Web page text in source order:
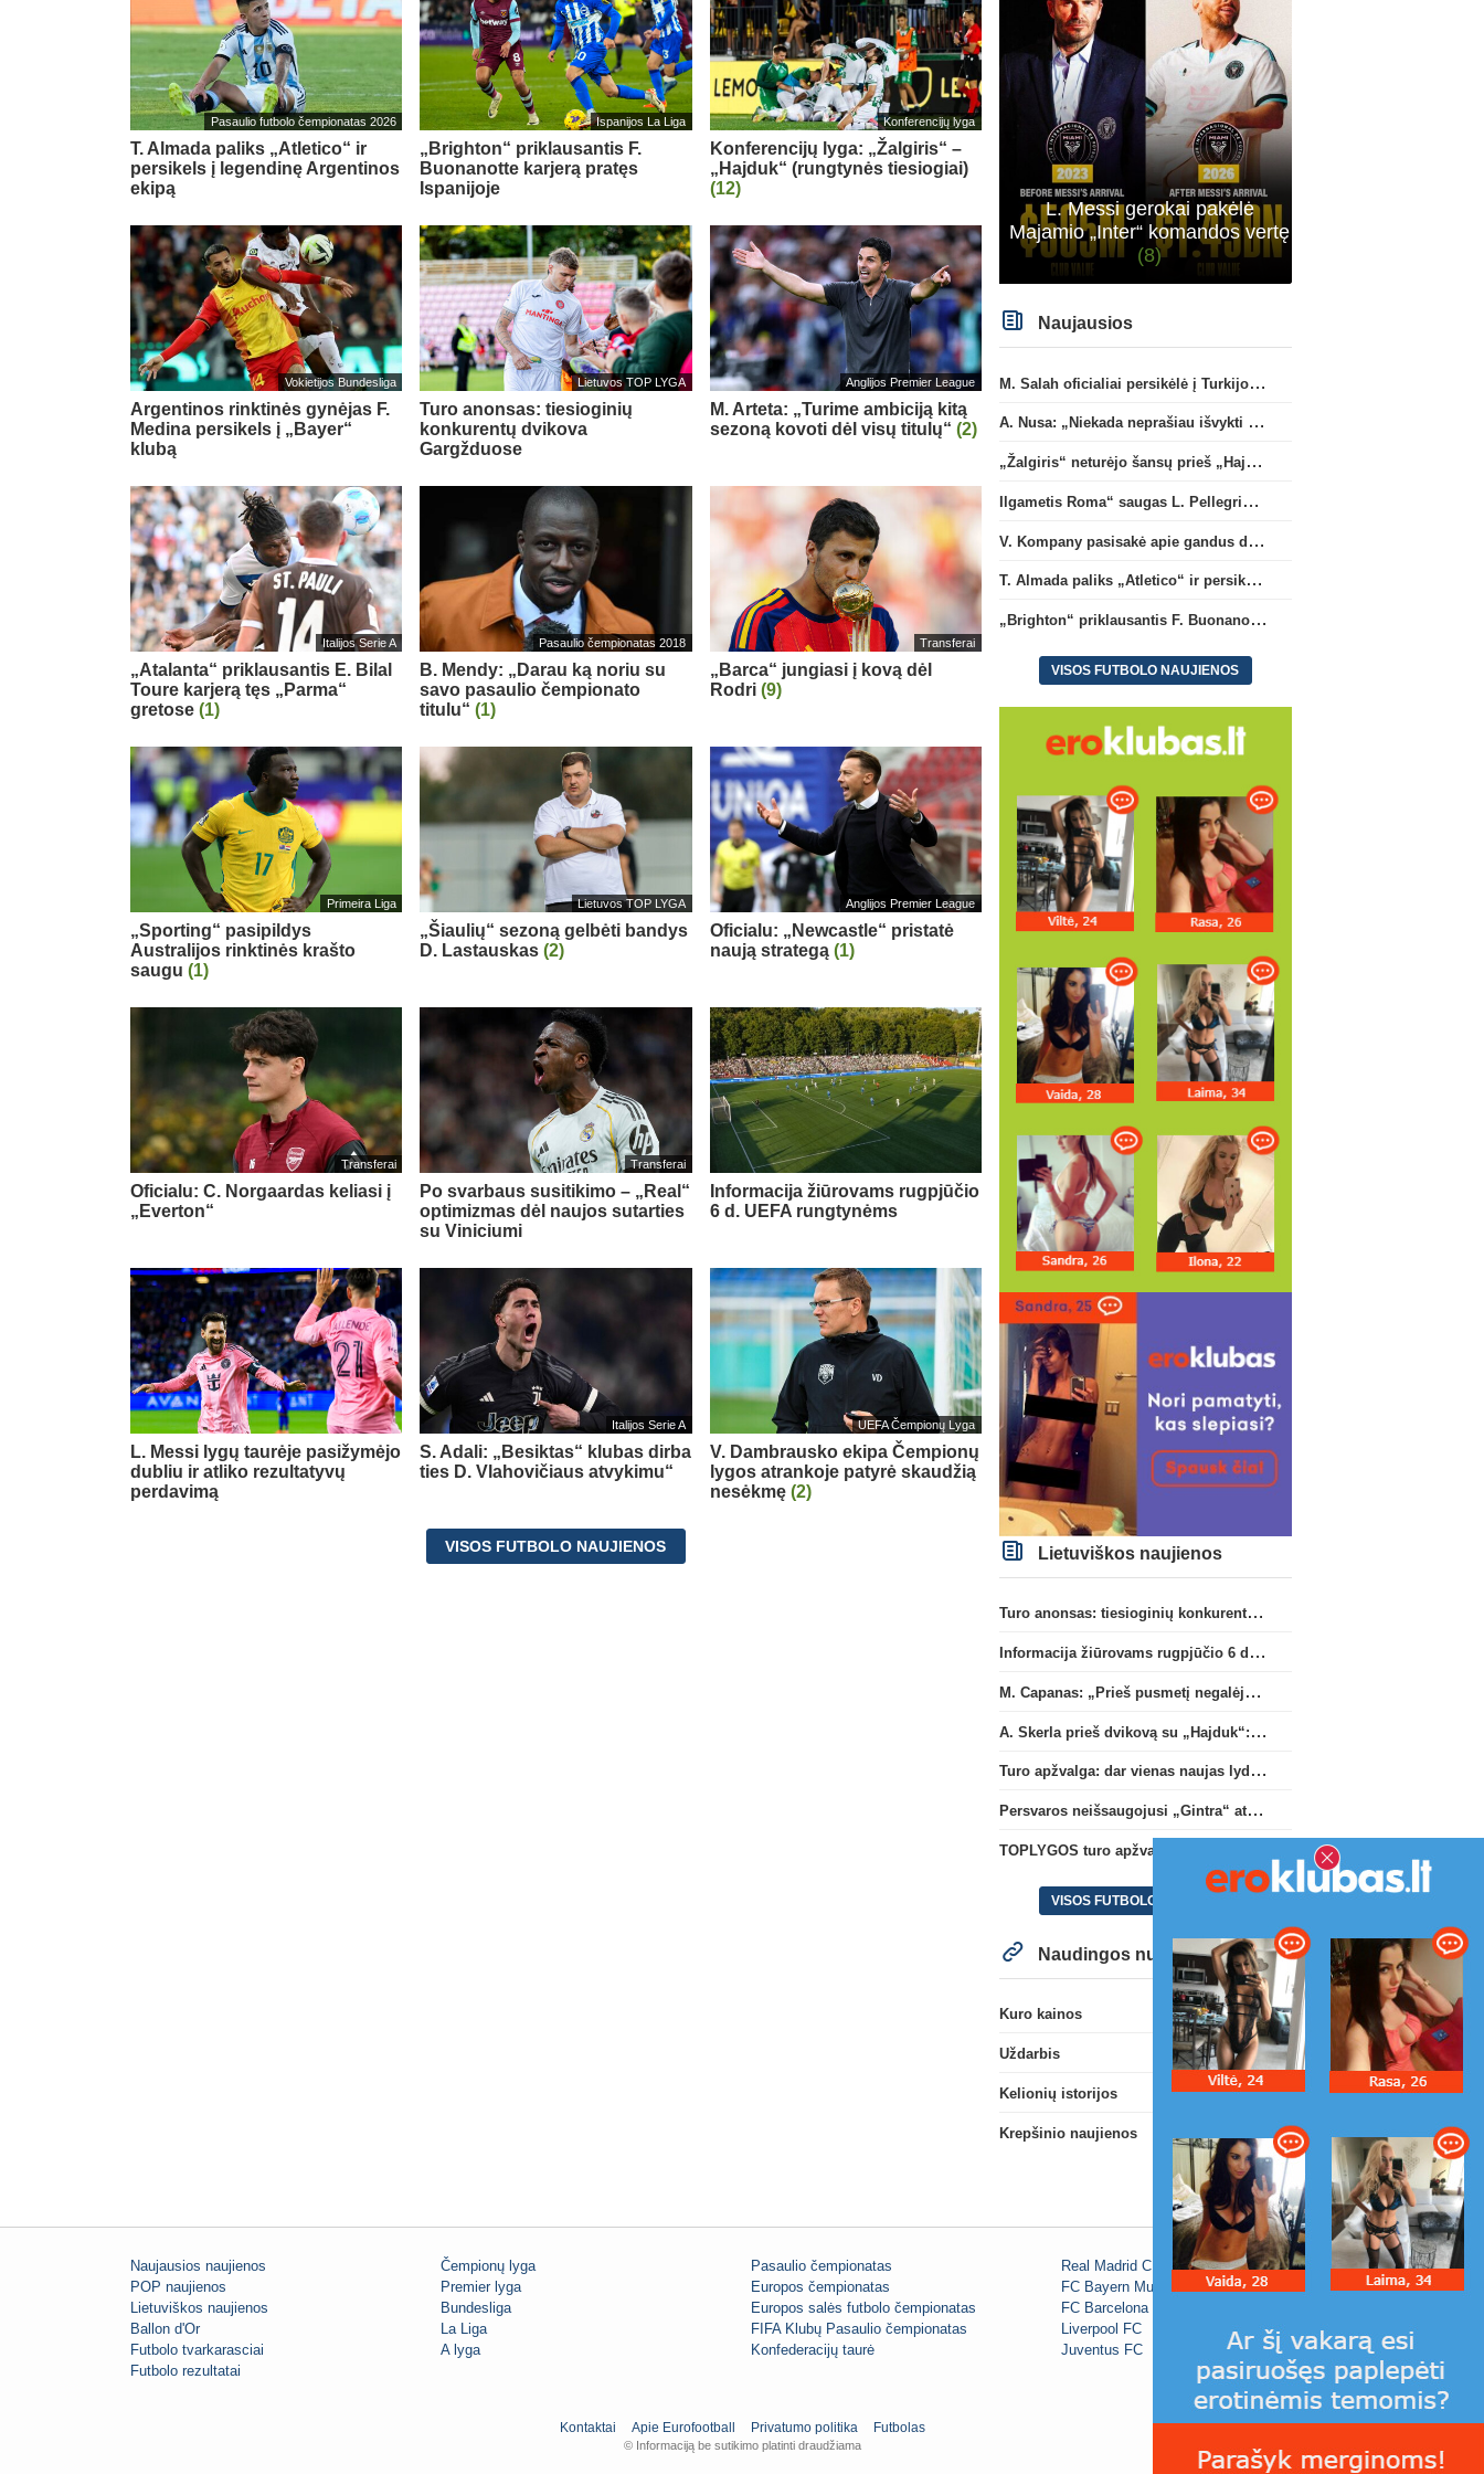
Pasaulio futbolo čempionatas 2026
T. Almada paliks „Atletico“ ir
persikels į legendinę Argentinos
ekipą
Ispanijos La Liga
„Brighton“ priklausantis F.
Buonanotte karjerą pratęs
Ispanijoje
Konferencijų lyga
Konferencijų lyga: „Žalgiris“ –
„Hajduk“ (rungtynės tiesiogiai)
(12)
Vokietijos Bundesliga
Argentinos rinktinės gynėjas F.
Medina persikels į „Bayer“
klubą
Lietuvos TOP LYGA
Turo anonsas: tiesioginių
konkurentų dvikova
Gargžduose
Anglijos Premier League
M. Arteta: „Turime ambiciją kitą
sezoną kovoti dėl visų titulų“ (2)
Italijos Serie A
„Atalanta“ priklausantis E. Bilal
Toure karjerą tęs „Parma“
gretose (1)
Pasaulio čempionatas 2018
B. Mendy: „Darau ką noriu su
savo pasaulio čempionato
titulu“(1)
Transferai
„Barca“ jungiasi į kovą dėl
Rodri (9)
Primeira Liga
„Sporting“ pasipildys
Australijos rinktinės krašto
saugu (1)
Lietuvos TOP LYGA
„Šiaulių“ sezoną gelbėti bandys
D. Lastauskas(2)
Anglijos Premier League
Oficialu: „Newcastle“ pristatė
naują strategą (1)
Transferai
Oficialu: C. Norgaardas keliasi į
„Everton“
Transferai
Po svarbaus susitikimo – „Real“
optimizmas dėl naujos sutarties
su Viniciumi
Informacija žiūrovams rugpjūčio
6 d. UEFA rungtynėms
L. Messi lygų taurėje pasižymėjo
dubliu ir atliko rezultatyvų
perdavimą
Italijos Serie A
S. Adali: „Besiktas“ klubas dirba
ties D. Vlahovičiaus atvykimu“
UEFA Čempionų Lyga
V. Dambrausko ekipa Čempionų
lygos atrankoje patyrė skaudžią
nesėkmę (2)
VISOS FUTBOLO NAUJIENOS
L. Messi gerokai pakėlė
Majamio „Inter“ komandos vertę
(8)
Naujausios
M. Salah oficialiai persikėlė į Turkijos ekipą „Trabzonspor“
A. Nusa: „Niekada neprašiau išvykti iš „RB Leipzig“ klubo“
„Žalgiris“ neturėjo šansų prieš „Hajduk“
Ilgametis Roma“ saugas L. Pellegrini dar metams liks šiame klube
V. Kompany pasisakė apie gandus dėl M. Olise ateities „Bayern“ gretose
T. Almada paliks „Atletico“ ir persikels į legendinę Argentinos ekipą
„Brighton“ priklausantis F. Buonanotte karjerą pratęs Ispanijoje
VISOS FUTBOLO NAUJIENOS
Lietuviškos naujienos
Turo anonsas: tiesioginių konkurentų dvikova Gargžduose
Informacija žiūrovams rugpjūčio 6 d. UEFA rungtynėms
M. Capanas: „Prieš pusmetį negalėjau net įsivaizduoti, kad žaisime prieš „Hajduk“
A. Skerla prieš dvikovą su „Hajduk“: „Tai kito kalibro komanda“
Turo apžvalga: dar vienas naujas lyderis
Persvaros neišsaugojusi „Gintra“ atrankos pusfinalyje nusileido Škotijos čempionėms
VISOS FUTBOLO NAUJIENOS
Naudingos nuorodos
Kuro kainos
Uždarbis
Kelionių istorijos
Krepšinio naujienos
Naujausios naujienos
POP naujienos
Lietuviškos naujienos
Ballon d'Or
Futbolo tvarkarasciai
Futbolo rezultatai
Čempionų lyga
Premier lyga
Bundesliga
La Liga
A lyga
Pasaulio čempionatas
Europos čempionatas
Europos salės futbolo čempionatas
FIFA Klubų Pasaulio čempionatas
Konfederacijų taurė
Real Madrid C.F.
FC Bayern Munich
FC Barcelona
Liverpool FC
Juventus FC
Kontaktai Apie Eurofootball Privatumo politika Futbolas
© Informaciją be sutikimo platinti draudžiama